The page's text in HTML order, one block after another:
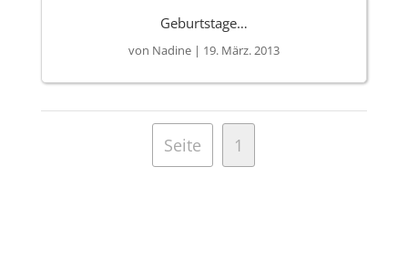
Geburtstage…
von Nadine| 19. März. 2013
Seite 1